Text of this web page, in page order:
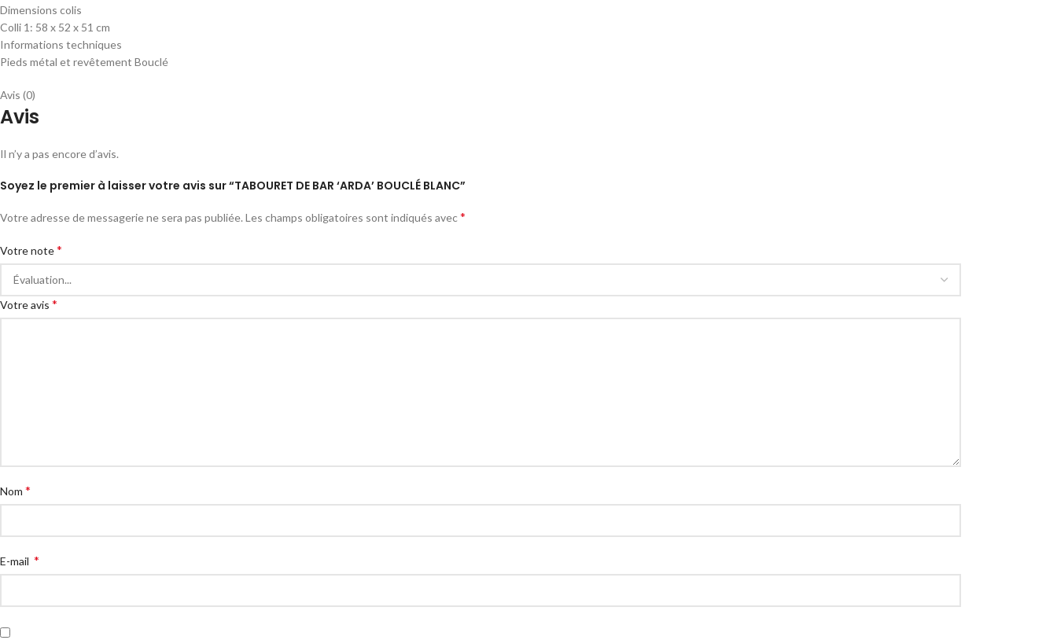
Dimensions colis
Colli 1: 58 x 52 x 51 cm
Informations techniques
Pieds métal et revêtement Bouclé
Avis (0)
Avis
Il n’y a pas encore d’avis.
Soyez le premier à laisser votre avis sur “TABOURET DE BAR ‘ARDA’ BOUCLÉ BLANC”
Votre adresse de messagerie ne sera pas publiée. Les champs obligatoires sont indiqués avec*
Votre note*
Votre avis *
Nom *
E-mail *